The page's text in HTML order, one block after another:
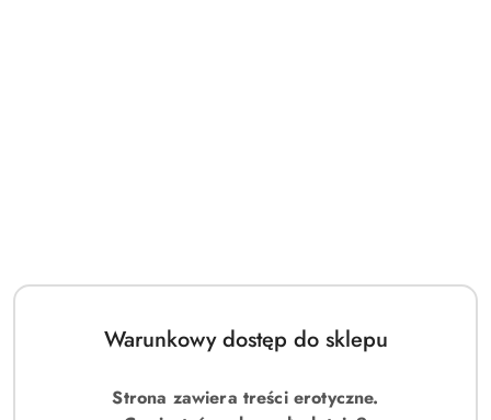
Warunkowy dostęp do sklepu
Strona zawiera treści erotyczne.